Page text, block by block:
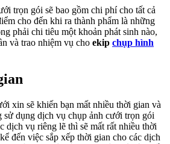
trọn gói sẽ bao gồm chi phí cho tất cả
cho đến khi ra thành phẩm là những
phải chi tiêu một khoản phát sinh nào,
và trao nhiệm vụ cho ekip chụp hình
xin sẽ khiến bạn mất nhiều thời gian và
sử dụng dịch vụ chụp ảnh cưới trọn gói
dịch vụ riêng lẽ thì sẽ mất rất nhiều thời
đến việc sắp xếp thời gian cho các dịch